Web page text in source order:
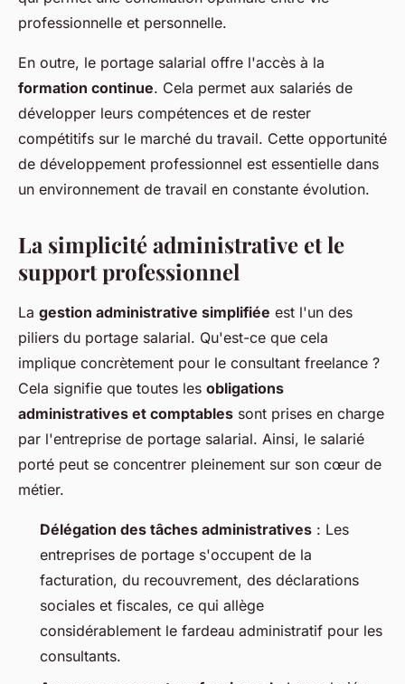
professionnelle et personnelle.
En outre, le portage salarial offre l'accès à la
formation continue. Cela permet aux salariés de
développer leurs compétences et de rester
compétitifs sur le marché du travail. Cette opportunité
de développement professionnel est essentielle dans
un environnement de travail en constante évolution.
La simplicité administrative et le
support professionnel
La gestion administrative simplifiée est l'un des
piliers du portage salarial. Qu'est-ce que cela
implique concrètement pour le consultant freelance ?
Cela signifie que toutes les obligations
administratives et comptables sont prises en charge
par l'entreprise de portage salarial. Ainsi, le salarié
porté peut se concentrer pleinement sur son cœur de
métier.
Délégation des tâches administratives : Les
entreprises de portage s'occupent de la
facturation, du recouvrement, des déclarations
sociales et fiscales, ce qui allège
considérablement le fardeau administratif pour les
consultants.